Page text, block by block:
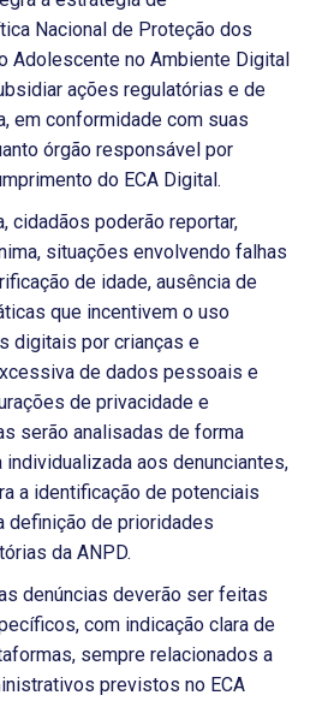
Nacional de Proteção dos
Adolescente no Ambiente Digital
ações regulatórias e de
em conformidade com suas
órgão responsável por
do ECA Digital.
cidadãos poderão reportar,
situações envolvendo falhas
de idade, ausência de
que incentivem o uso
digitais por crianças e
de dados pessoais e
de privacidade e
serão analisadas de forma
aos denunciantes,
a identificação de potenciais
definição de prioridades
da ANPD.
denúncias deverão ser feitas
com indicação clara de
sempre relacionados a
previstos no ECA